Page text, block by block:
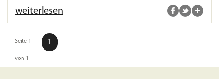
weiterlesen
Seite 1
von 1
1